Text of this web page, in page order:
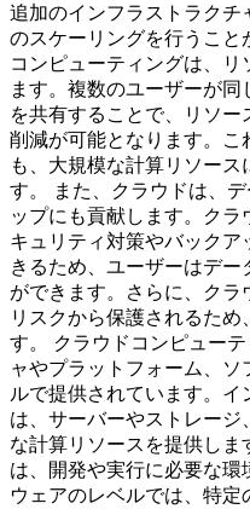
追加のインフラストラクチ
のスケーリングを行うこと
コンピューティングは、
ます。複数のユーザーが
を共有することで、リソ
削減が可能となります。
も、大規模な計算リソース
す。 また、クラウドは、
ップにも貢献します。ク
キュリティ対策やバック
きるため、ユーザーはデー
ができます。さらに、ク
リスクから保護されるた
す。 クラウドコンピュー
ャやプラットフォーム、
ルで提供されています。
は、サーバーやストレー
な計算リソースを提供し
は、開発や実行に必要な環
ウェアのレベルでは、特